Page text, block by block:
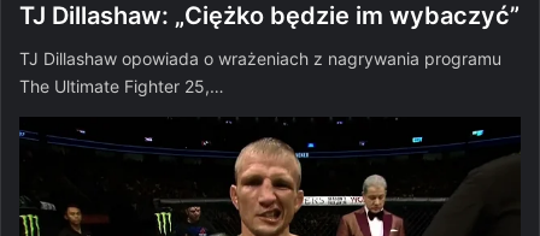
TJ Dillashaw: „Ciężko będzie im wybaczyć”
TJ Dillashaw opowiada o wrażeniach z nagrywania programu
The Ultimate Fighter 25,…